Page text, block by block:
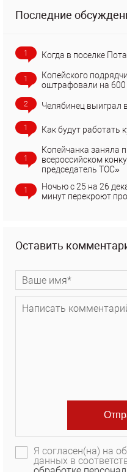
Последние
1 Когда в поселке
1
Копейского
оштрафовали на 600
2 Челябинец выиграл
1 Как будут работать
1
Копейчанка заняла
всероссийском
председатель ТОС»
1
Ночью с 25 на 26
минут перекроют
Оставить
Я согласен(на) на
данных в